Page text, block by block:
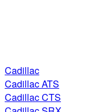
Cadillac
Cadillac ATS
Cadillac CTS